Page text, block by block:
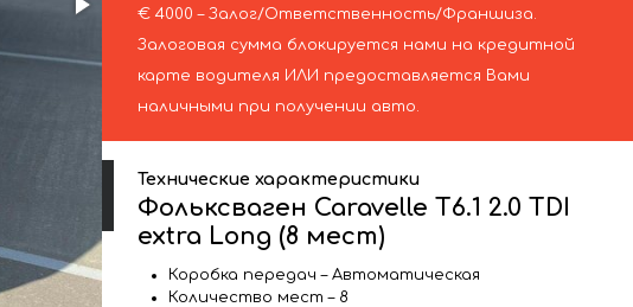
€ 4000 – Залог/Ответственность/Франшиза.
Залоговая сумма блокируется нами на кредитной
карте водителя ИЛИ предоставляется Вами
наличными при получении авто.
Технические характеристики
Фольксваген Caravelle T6.1 2.0 TDI
extra Long (8 мест)
Коробка передач – Автоматическая
Количество мест – 8